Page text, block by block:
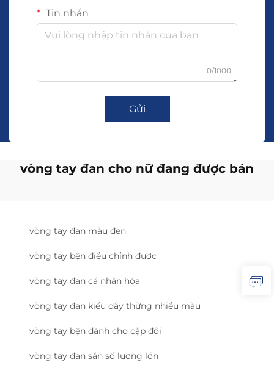
Tin nhắn
0/1000
Gửi
vòng tay đan cho nữ đang được bán
vòng tay đan màu đen
vòng tay bện điều chỉnh được
vòng tay đan cá nhân hóa
vòng tay đan kiểu dây thừng nhiều màu
vòng tay bện dành cho cặp đôi
vòng tay đan sẵn số lượng lớn